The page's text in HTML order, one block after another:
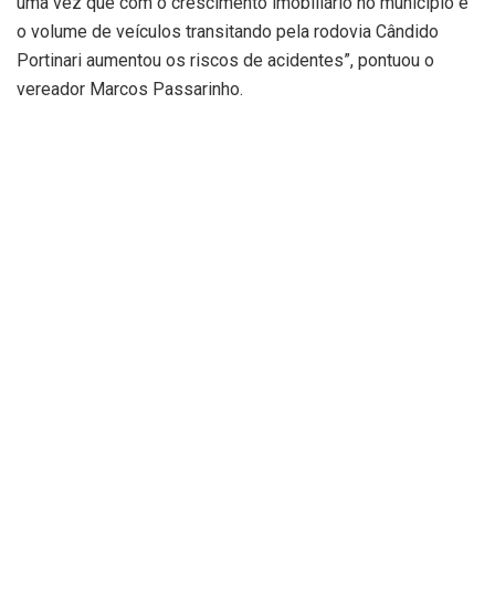
o volume de veículos transitando pela rodovia Cândido
Portinari aumentou os riscos de acidentes”, pontuou o
vereador Marcos Passarinho.